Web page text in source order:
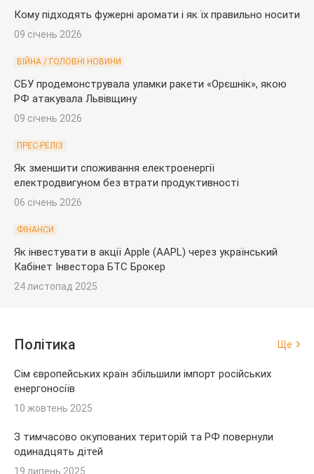
Кому підходять фужерні аромати і як їх правильно носити
09 січень 2026
ВІЙНА / ГОЛОВНІ НОВИНИ
СБУ продемонструвала уламки ракети «Орєшнік», якою
РФ атакувала Львівщину
09 січень 2026
ПРЕС-РЕЛІЗ
Як зменшити споживання електроенергії
електродвигуном без втрати продуктивності
06 січень 2026
ФІНАНСИ
Як інвестувати в акції Apple (AAPL) через український
Кабінет Інвестора БТС Брокер
24 листопад 2025
Політика Ще
Сім європейських країн збільшили імпорт російських
енергоносіїв
10 жовтень 2025
З тимчасово окупованих територій та РФ повернули
одинадцять дітей
19 липень 2025